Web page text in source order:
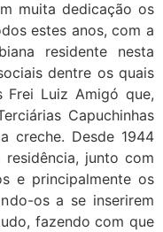
muita dedicação os
estes anos, com a
residente nesta
dentre os quais
Frei Luiz Amigó que,
Capuchinhas
creche. Desde 1944
residência, junto com
e principalmente os
os a se inserirem
fazendo com que